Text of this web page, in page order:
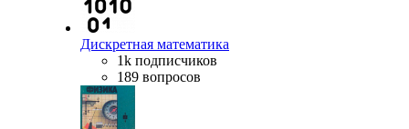
Дискретная математика
1k подписчиков
189 вопросов